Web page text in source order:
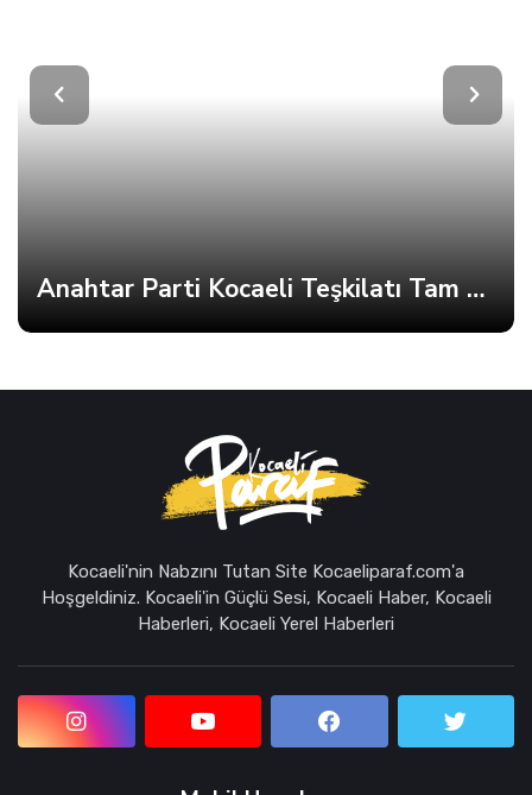
Anahtar Parti Kocaeli Teşkilatı Tam Kadro Toplandı
Kocaeli'nin Nabzını Tutan Site Kocaeliparaf.com'a
Hoşgeldiniz. Kocaeli'in Güçlü Sesi, Kocaeli Haber, Kocaeli
Haberleri, Kocaeli Yerel Haberleri